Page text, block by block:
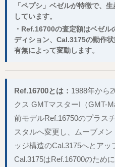
「ペプシ」ベゼルが特徴で、
しています。
・Ref.16700の査定額はベゼ
ディション、Cal.3175の動作
有無によって変動します。
Ref.16700とは： 1988年から
クス GMTマスターI（GMT-
前モデルRef.16750のプラス
スタルへ変更し、ムーブメ
ッジ構造のCal.3175へとア
Cal.3175はRef.16700のため